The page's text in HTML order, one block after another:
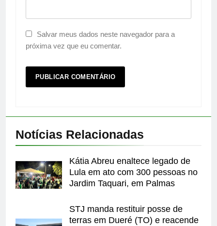
Salvar meus dados neste navegador para a
próxima vez que eu comentar.
Notícias Relacionadas
Kátia Abreu enaltece legado de
Lula em ato com 300 pessoas no
Jardim Taquari, em Palmas
STJ manda restituir posse de
terras em Dueré (TO) e reacende